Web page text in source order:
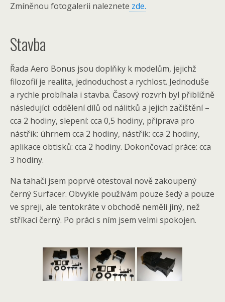
Zmíněnou fotogalerii naleznete zde.
Stavba
Řada Aero Bonus jsou doplňky k modelům, jejichž
filozofií je realita, jednoduchost a rychlost. Jednoduše
a rychle probíhala i stavba. Časový rozvrh byl přibližně
následující: oddělení dílů od nálitků a jejich začištění –
cca 2 hodiny, slepení: cca 0,5 hodiny, příprava pro
nástřik: úhrnem cca 2 hodiny, nástřik: cca 2 hodiny,
aplikace obtisků: cca 2 hodiny. Dokončovací práce: cca
3 hodiny.
Na tahači jsem poprvé otestoval nově zakoupený
černý Surfacer. Obvykle používám pouze šedý a pouze
ve spreji, ale tentokráte v obchodě neměli jiný, než
stříkací černý. Po práci s ním jsem velmi spokojen.